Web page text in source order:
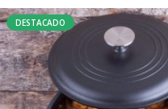
DESTACADO